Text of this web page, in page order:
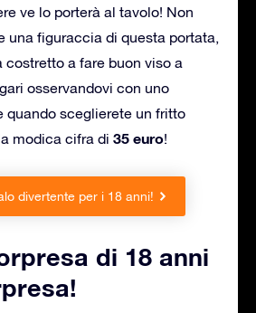
ve lo porterà al tavolo! Non
una figuraccia di questa portata,
costretto a fare buon viso a
osservandovi con uno
quando sceglierete un fritto
modica cifra di 35 euro!
divertente per i 18 anni!
di 18 anni